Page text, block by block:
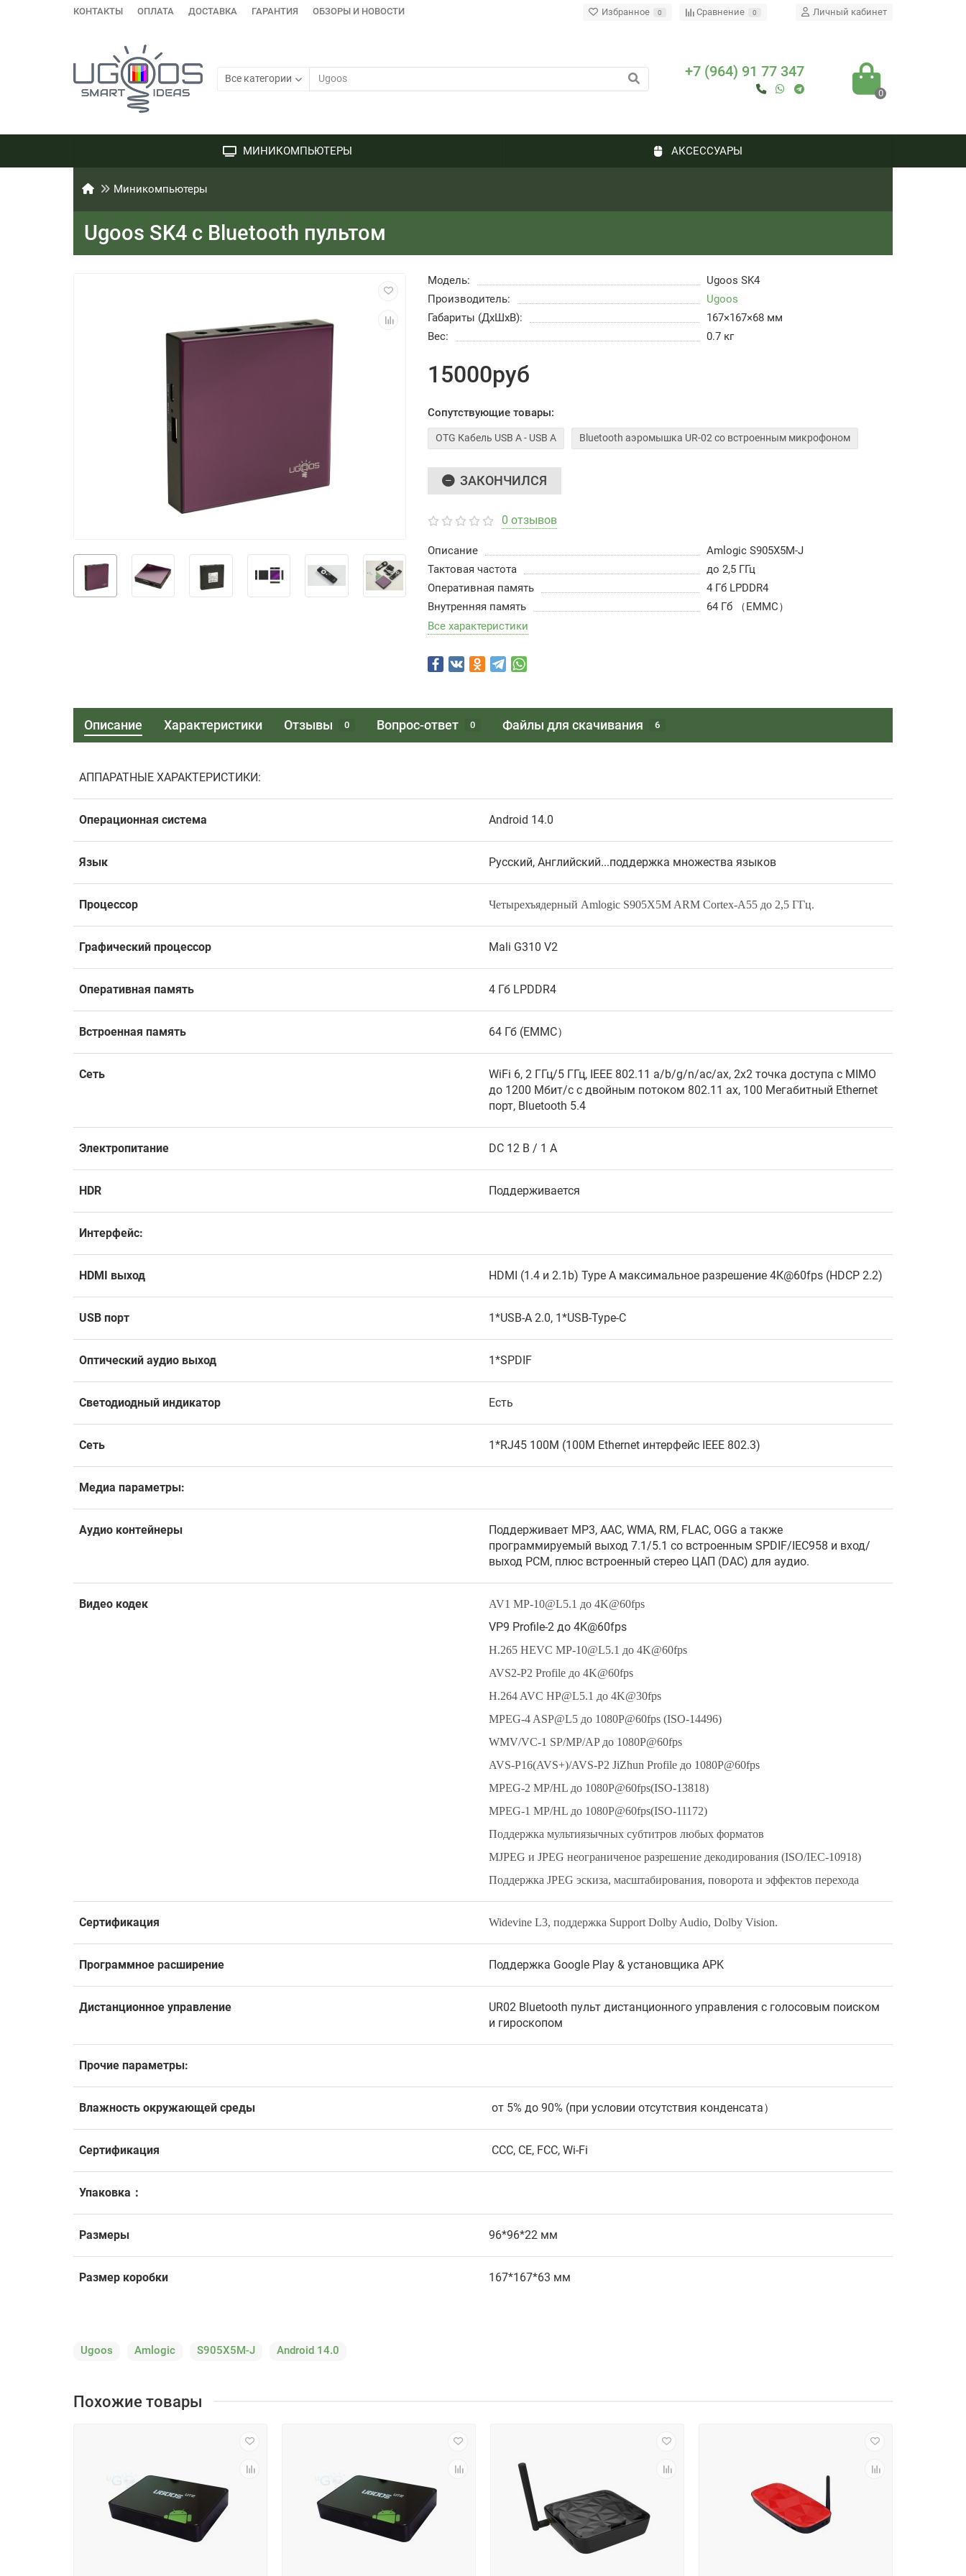
КОНТАКТЫ ОПЛАТА ДОСТАВКА ГАРАНТИЯ ОБЗОРЫ И НОВОСТИ Избранное 0 Сравнение 0 Личный кабинет
Все категории +7 (964) 91 77 347
0
МИНИКОМПЬЮТЕРЫ АКСЕССУАРЫ
Миникомпьютеры
Ugoos SK4 с Bluetooth пультом
Модель:
Ugoos SK4
Производитель:
Ugoos
Габариты (ДхШхВ):
167×167×68 мм
Вес:
0.7 кг
15000руб
Сопутствующие товары:
OTG Кабель USB A - USB A Bluetooth аэромышка UR-02 со встроенным микрофоном
ЗАКОНЧИЛСЯ
0 отзывов
Описание
Amlogic S905X5M-J
Тактовая частота
до 2,5 ГГц
Оперативная память
4 Гб LPDDR4
Внутренняя память
64 Гб （EMMC）
Все характеристики
Описание Характеристики Отзывы 0 Вопрос-ответ 0 Файлы для скачивания 6
АППАРАТНЫЕ ХАРАКТЕРИСТИКИ:
Операционная система Android 14.0
Язык Русский, Английский...поддержка множества языков
Процессор Четырехъядерный Amlogic S905X5M ARM Cortex-A55 до 2,5 ГГц.
Графический процессор Mali G310 V2
Оперативная память 4 Гб LPDDR4
Встроенная память 64 Гб (EMMC）
Сеть
WiFi 6, 2 ГГц/5 ГГц, IEEE 802.11 a/b/g/n/ac/ax, 2x2 точка доступа с MIMO
до 1200 Мбит/с с двойным потоком 802.11 ax, 100 Мегабитный Ethernet
порт, Bluetooth 5.4
Электропитание DC 12 В / 1 А
HDR Поддерживается
Интерфейс:
HDMI выход HDMI (1.4 и 2.1b) Type A максимальное разрешение 4К@60fps (HDCP 2.2)
USB порт 1*USB-A 2.0, 1*USB-Type-C
Оптический аудио выход 1*SPDIF
Светодиодный индикатор Есть
Сеть 1*RJ45 100M (100М Ethernet интерфейс IEEE 802.3)
Медиа параметры:
Аудио контейнеры
Поддерживает MP3, AAC, WMA, RM, FLAC, OGG а также
программируемый выход 7.1/5.1 со встроенным SPDIF/IEC958 и вход/
выход PCM, плюс встроенный стерео ЦАП (DAC) для аудио.
Видео кодек AV1 MP-10@L5.1 до 4K@60fps
VP9 Profile-2 до 4K@60fps
H.265 HEVC MP-10@L5.1 до 4K@60fps
AVS2-P2 Profile до 4K@60fps
H.264 AVC HP@L5.1 до 4K@30fps
MPEG-4 ASP@L5 до 1080P@60fps (ISO-14496)
WMV/VC-1 SP/MP/AP до 1080P@60fps
AVS-P16(AVS+)/AVS-P2 JiZhun Profile до 1080P@60fps
MPEG-2 MP/HL до 1080P@60fps(ISO-13818)
MPEG-1 MP/HL до 1080P@60fps(ISO-11172)
Поддержка мультиязычных субтитров любых форматов
MJPEG и JPEG неограниченое разрешение декодирования (ISO/IEC-10918)
Поддержка JPEG эскиза, масштабирования, поворота и эффектов перехода
Сертификация Widevine L3, поддержка Support Dolby Audio, Dolby Vision.
Программное расширение Поддержка Google Play & установщика APK
Дистанционное управление
UR02 Bluetooth пульт дистанционного управления с голосовым поиском
и гироскопом
Прочие параметры:
Влажность окружающей среды от 5% до 90% (при условии отсутствия конденсата）
Сертификация CCC, CE, FCC, Wi-Fi
Упаковка：
Размеры 96*96*22 мм
Размер коробки 167*167*63 мм
Ugoos Amlogic S905X5M-J Android 14.0
Похожие товары